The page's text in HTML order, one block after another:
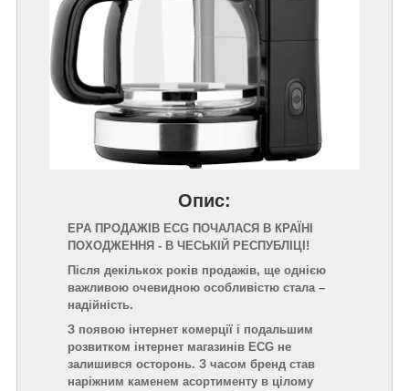
Опис:
ЕРА ПРОДАЖІВ ECG ПОЧАЛАСЯ В КРАЇНІ
ПОХОДЖЕННЯ - В ЧЕСЬКІЙ РЕСПУБЛІЦІ!
Після декількох років продажів, ще однією
важливою очевидною особливістю стала –
надійність.
З появою інтернет комерції і подальшим
розвитком інтернет магазинів ECG не
залишився осторонь. З часом бренд став
наріжним каменем асортименту в цілому